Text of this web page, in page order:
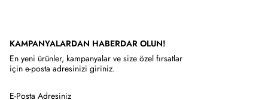
KAMPANYALARDAN HABERDAR OLUN!
En yeni ürünler, kampanyalar ve size özel fırsatlar
için e-posta adresinizi giriniz.